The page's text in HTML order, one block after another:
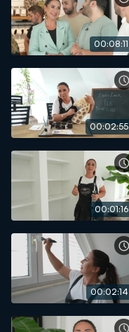
00:08:11
00:02:55
00:01:16
00:02:14